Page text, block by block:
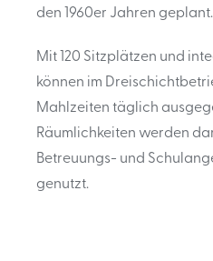
den 1960er Jahren geplant.
Mit 120 Sitzplätzen und
können im
Mahlzeiten täglich
Räumlichkeiten werden
Betreuungs- und
genutzt.